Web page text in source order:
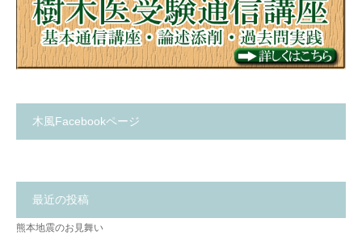
木風Facebookページ
最近の投稿
熊本地震のお見舞い